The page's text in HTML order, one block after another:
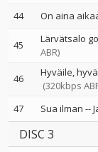
44 On aina
45 Lärvätsalo
ABR)
46 Hyväile,
(320kbps
47 Sua ilman --
DISC 3